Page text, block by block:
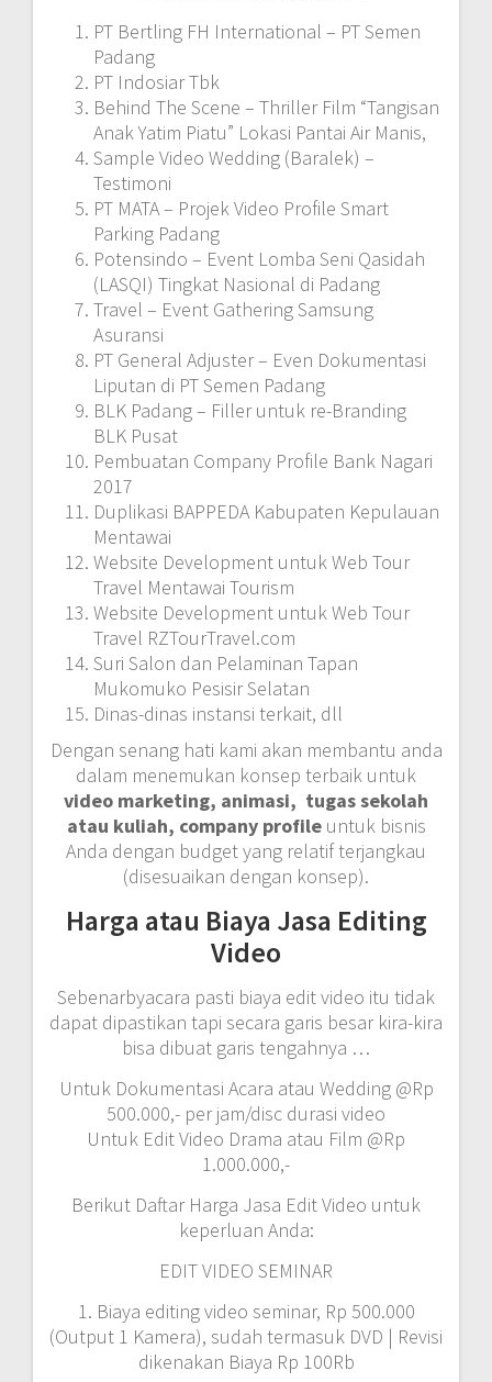
PT Bertling FH International – PT Semen
Padang
PT Indosiar Tbk
Behind The Scene – Thriller Film “Tangisan
Anak Yatim Piatu” Lokasi Pantai Air Manis,
Sample Video Wedding (Baralek) –
Testimoni
PT MATA – Projek Video Profile Smart
Parking Padang
Potensindo – Event Lomba Seni Qasidah
(LASQI) Tingkat Nasional di Padang
Travel – Event Gathering Samsung
Asuransi
PT General Adjuster – Even Dokumentasi
Liputan di PT Semen Padang
BLK Padang – Filler untuk re-Branding
BLK Pusat
Pembuatan Company Profile Bank Nagari
2017
Duplikasi BAPPEDA Kabupaten Kepulauan
Mentawai
Website Development untuk Web Tour
Travel Mentawai Tourism
Website Development untuk Web Tour
Travel RZTourTravel.com
Suri Salon dan Pelaminan Tapan
Mukomuko Pesisir Selatan
Dinas-dinas instansi terkait, dll
Dengan senang hati kami akan membantu anda
dalam menemukan konsep terbaik untuk
video marketing, animasi, tugas sekolah
atau kuliah, company profile untuk bisnis
Anda dengan budget yang relatif terjangkau
(disesuaikan dengan konsep).
Harga atau Biaya Jasa Editing
Video
Sebenarbyacara pasti biaya edit video itu tidak
dapat dipastikan tapi secara garis besar kira-kira
bisa dibuat garis tengahnya …
Untuk Dokumentasi Acara atau Wedding @Rp
500.000,- per jam/disc durasi video
Untuk Edit Video Drama atau Film @Rp
1.000.000,-
Berikut Daftar Harga Jasa Edit Video untuk
keperluan Anda:
EDIT VIDEO SEMINAR
1. Biaya editing video seminar, Rp 500.000
(Output 1 Kamera), sudah termasuk DVD | Revisi
dikenakan Biaya Rp 100Rb